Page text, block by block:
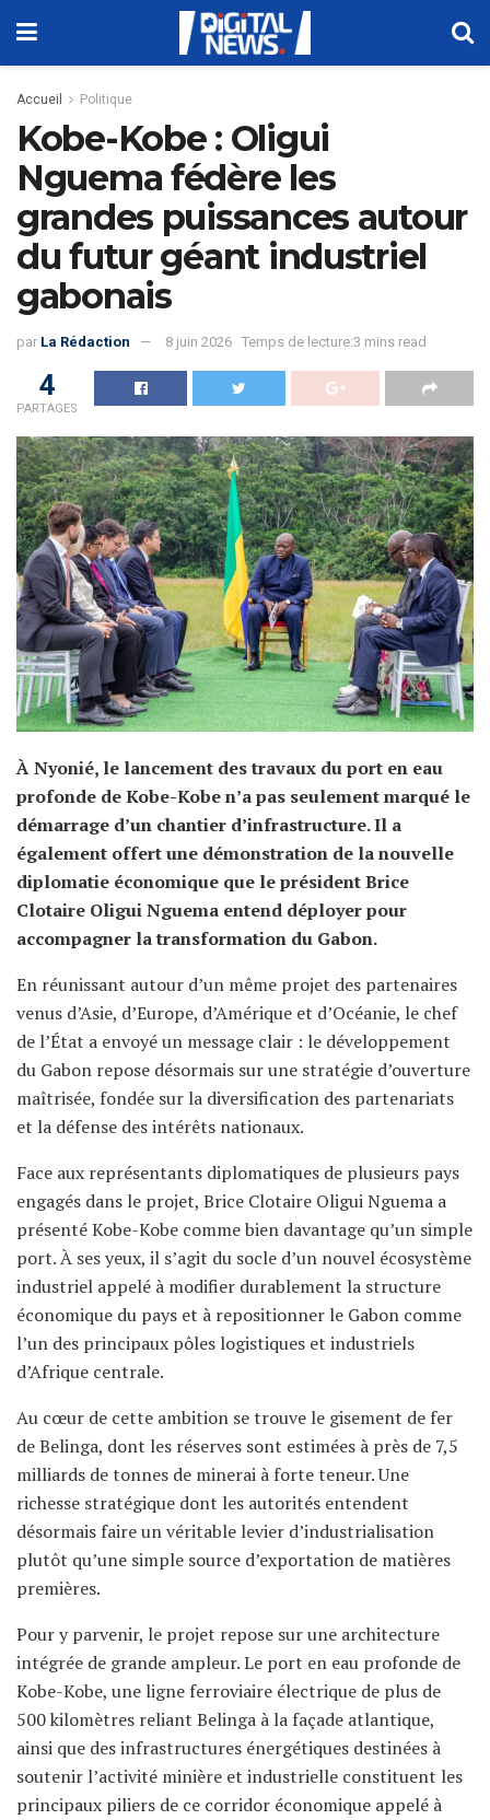
Accueil Politique
Kobe-Kobe : Oligui
Nguema fédère les
grandes puissances autour
du futur géant industriel
gabonais
par La Rédaction 8 juin 2026 Temps de lecture:3 mins read
4
PARTAGES
À Nyonié, le lancement des travaux du port en eau
profonde de Kobe-Kobe n’a pas seulement marqué le
démarrage d’un chantier d’infrastructure. Il a
également offert une démonstration de la nouvelle
diplomatie économique que le président Brice
Clotaire Oligui Nguema entend déployer pour
accompagner la transformation du Gabon.
En réunissant autour d’un même projet des partenaires
venus d’Asie, d’Europe, d’Amérique et d’Océanie, le chef
de l’État a envoyé un message clair : le développement
du Gabon repose désormais sur une stratégie d’ouverture
maîtrisée, fondée sur la diversification des partenariats
et la défense des intérêts nationaux.
Face aux représentants diplomatiques de plusieurs pays
engagés dans le projet, Brice Clotaire Oligui Nguema a
présenté Kobe-Kobe comme bien davantage qu’un simple
port. À ses yeux, il s’agit du socle d’un nouvel écosystème
industriel appelé à modifier durablement la structure
économique du pays et à repositionner le Gabon comme
l’un des principaux pôles logistiques et industriels
d’Afrique centrale.
Au cœur de cette ambition se trouve le gisement de fer
de Belinga, dont les réserves sont estimées à près de 7,5
milliards de tonnes de minerai à forte teneur. Une
richesse stratégique dont les autorités entendent
désormais faire un véritable levier d’industrialisation
plutôt qu’une simple source d’exportation de matières
premières.
Pour y parvenir, le projet repose sur une architecture
intégrée de grande ampleur. Le port en eau profonde de
Kobe-Kobe, une ligne ferroviaire électrique de plus de
500 kilomètres reliant Belinga à la façade atlantique,
ainsi que des infrastructures énergétiques destinées à
soutenir l’activité minière et industrielle constituent les
principaux piliers de ce corridor économique appelé à